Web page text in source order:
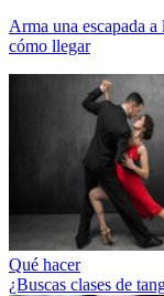
Arma una escapada a
cómo llegar
Qué hacer
¿Buscas clases de